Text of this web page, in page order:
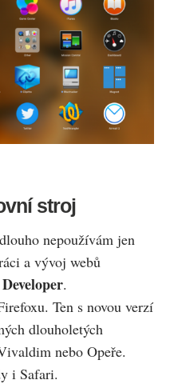
stroj
nepoužívám jen
a vývoj webů
.
Ten s novou verzí
dlouholetých
nebo Opeře.
i Safari.